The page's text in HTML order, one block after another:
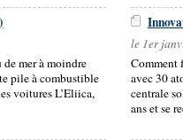
mer à moindre
pile à combustible
voitures L’Eliica,
le 1er
Comment
avec 30
centrale
ans et se